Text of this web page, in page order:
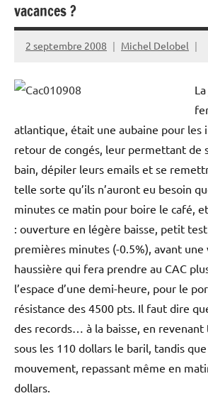
vacances ?
2 septembre 2008 Michel Delobel
atlantique, était une aubaine pour les
retour de congés, leur permettant de
bain, dépiler leurs emails et se
telle sorte qu’ils n’auront eu besoin
minutes ce matin pour boire le café,
: ouverture en légère baisse, petit
premières minutes (-0.5%), avant une
haussière qui fera prendre au CAC
l’espace d’une demi-heure, pour le
résistance des 4500 pts. Il faut dire
des records… à la baisse, en
sous les 110 dollars le baril, tandis que
mouvement, repassant même en
dollars.